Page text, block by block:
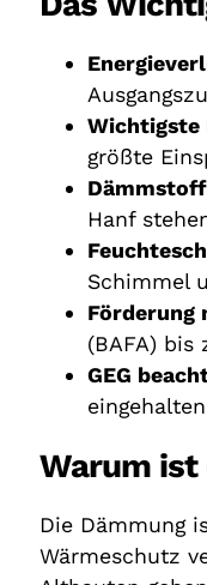
Wichtigste
größte
Hanf
Schimmel
Förderung
(BAFA) bis
GEG
Warum ist
Die Dämmung
Wärmeschutz